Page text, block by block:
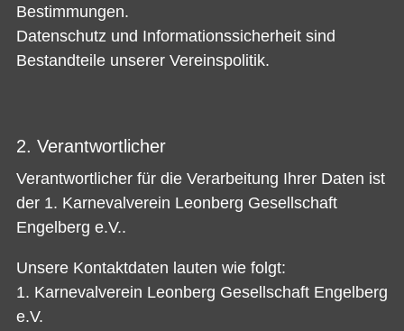
Bestimmungen.
Datenschutz und Informationssicherheit sind
Bestandteile unserer Vereinspolitik.
2. Verantwortlicher
Verantwortlicher für die Verarbeitung Ihrer Daten ist
der 1. Karnevalverein Leonberg Gesellschaft
Engelberg e.V..
Unsere Kontaktdaten lauten wie folgt:
1. Karnevalverein Leonberg Gesellschaft Engelberg
e.V.